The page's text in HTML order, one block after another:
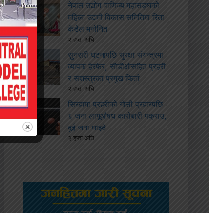
नेपाल उद्योग वाणिज्य महासङ्घको
महिला उद्यमी विकास समितिमा रिता
कँडेल मनोनित
२ हप्ता अघि
सुनसरी घटनापछि सुरक्षा संयन्त्रमा
व्यापक हेरफेर, सीडीओसहित प्रहरी
र सशस्त्रका प्रमुख फिर्ता
२ हप्ता अघि
सिरहामा प्रहरीको गोली प्रहारपछि
६ जना लागूऔषध कारोबारी पक्राउ,
दुई जना घाइते
२ हप्ता अघि